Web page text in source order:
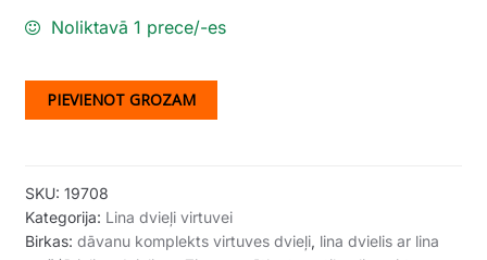
Noliktavā 1 prece/-es
PIEVIENOT GROZAM
SKU: 19708
Kategorija: Lina dvieļi virtuvei
Birkas: dāvanu komplekts virtuves dvieļi, lina dvielis ar lina